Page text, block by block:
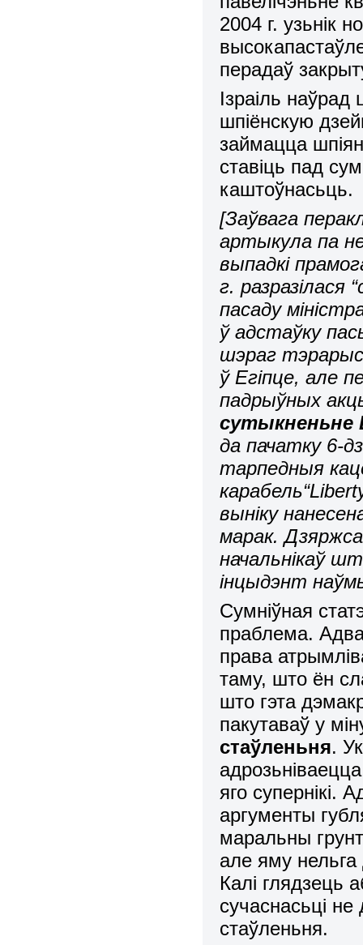
2004 г. узьнік
перадаў
Ізраіль наўрад
шпіёнскую
займацца
ставіць пад
каштоўнасьць.
[Заўвага
артыкула па
выпадкі
г. разразілася
пасаду
ў адстаўку
шэраг
ў Егіпце, але
падрыўных
сутыкненьне
да пачатку 6-
тарпедныя
карабель“
выніку
марак.
начальнікаў
інцыдэнт
Сумніўная
праблема.
права
таму, што ён
што гэта
пакутаваў у
стаўленьня.
яго супернікі.
аргументы
маральны
але яму
Калі глядзець
сучаснасьці
стаўленьня.